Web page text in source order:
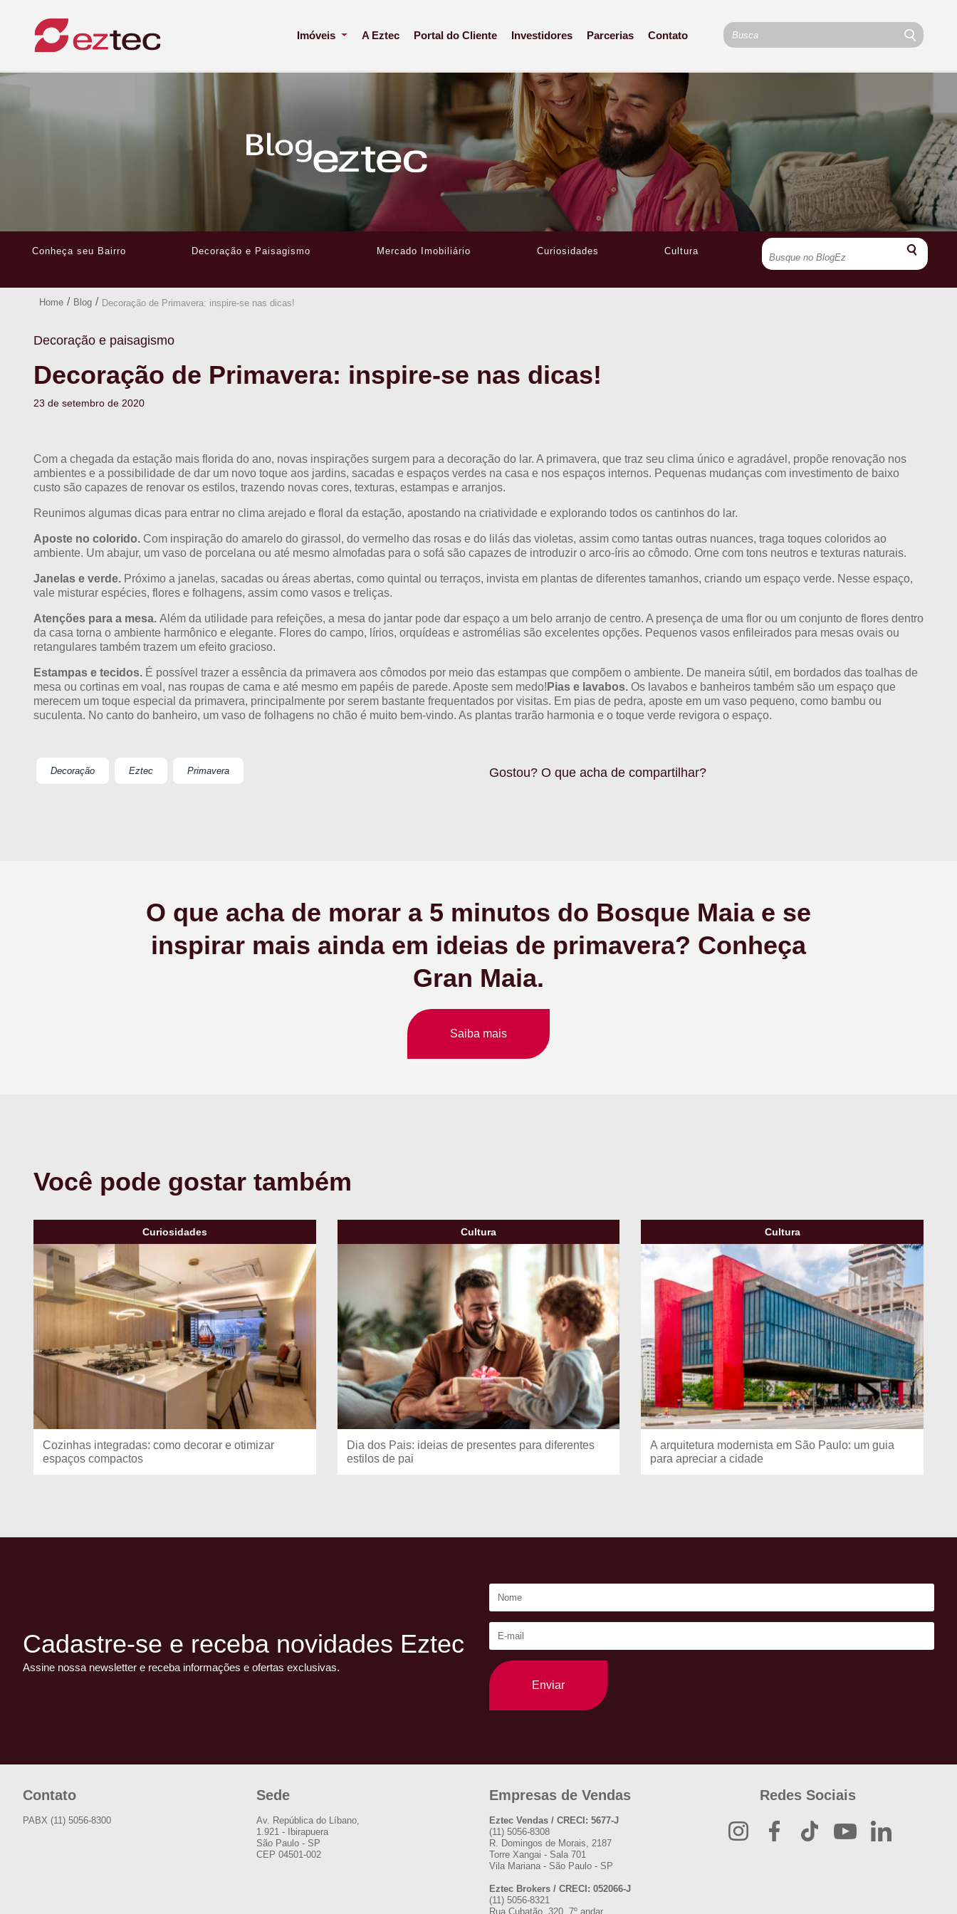
Imóveis A Eztec Portal do Cliente Investidores Parcerias Contato
Conheça seu Bairro Decoração e Paisagismo Mercado Imobiliário Curiosidades Cultura
Home / Blog / Decoração de Primavera: inspire-se nas dicas!
Decoração e paisagismo
Decoração de Primavera: inspire-se nas dicas!
23 de setembro de 2020
Com a chegada da estação mais florida do ano, novas inspirações surgem para a decoração do lar. A primavera, que traz seu clima único e agradável, propõe renovação nos
ambientes e a possibilidade de dar um novo toque aos jardins, sacadas e espaços verdes na casa e nos espaços internos. Pequenas mudanças com investimento de baixo
custo são capazes de renovar os estilos, trazendo novas cores, texturas, estampas e arranjos.
Reunimos algumas dicas para entrar no clima arejado e floral da estação, apostando na criatividade e explorando todos os cantinhos do lar.
Aposte no colorido. Com inspiração do amarelo do girassol, do vermelho das rosas e do lilás das violetas, assim como tantas outras nuances, traga toques coloridos ao
ambiente. Um abajur, um vaso de porcelana ou até mesmo almofadas para o sofá são capazes de introduzir o arco-íris ao cômodo. Orne com tons neutros e texturas naturais.
Janelas e verde. Próximo a janelas, sacadas ou áreas abertas, como quintal ou terraços, invista em plantas de diferentes tamanhos, criando um espaço verde. Nesse espaço,
vale misturar espécies, flores e folhagens, assim como vasos e treliças.
Atenções para a mesa. Além da utilidade para refeições, a mesa do jantar pode dar espaço a um belo arranjo de centro. A presença de uma flor ou um conjunto de flores dentro
da casa torna o ambiente harmônico e elegante. Flores do campo, lírios, orquídeas e astromélias são excelentes opções. Pequenos vasos enfileirados para mesas ovais ou
retangulares também trazem um efeito gracioso.
Estampas e tecidos. É possível trazer a essência da primavera aos cômodos por meio das estampas que compõem o ambiente. De maneira sútil, em bordados das toalhas de
mesa ou cortinas em voal, nas roupas de cama e até mesmo em papéis de parede. Aposte sem medo! Pias e lavabos. Os lavabos e banheiros também são um espaço que
merecem um toque especial da primavera, principalmente por serem bastante frequentados por visitas. Em pias de pedra, aposte em um vaso pequeno, como bambu ou
suculenta. No canto do banheiro, um vaso de folhagens no chão é muito bem-vindo. As plantas trarão harmonia e o toque verde revigora o espaço.
Decoração Eztec Primavera Gostou? O que acha de compartilhar?
O que acha de morar a 5 minutos do Bosque Maia e se
inspirar mais ainda em ideias de primavera? Conheça
Gran Maia.
Saiba mais
Você pode gostar também
Curiosidades
Cozinhas integradas: como decorar e otimizar
espaços compactos
Cultura
Dia dos Pais: ideias de presentes para diferentes
estilos de pai
Cultura
A arquitetura modernista em São Paulo: um guia
para apreciar a cidade
Cadastre-se e receba novidades Eztec
Assine nossa newsletter e receba informações e ofertas exclusivas.
Enviar
Contato
PABX (11) 5056-8300
Sede
Av. República do Líbano,
1.921 - Ibirapuera
São Paulo - SP
CEP 04501-002
Empresas de Vendas
Eztec Vendas / CRECI: 5677-J
(11) 5056-8308
R. Domingos de Morais, 2187
Torre Xangai - Sala 701
Vila Mariana - São Paulo - SP
Eztec Brokers / CRECI: 052066-J
(11) 5056-8321
Rua Cubatão, 320, 7º andar
Redes Sociais